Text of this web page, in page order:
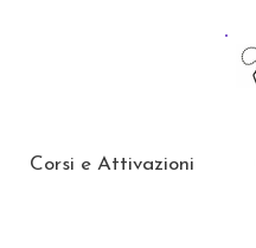
Corsi e Attivazioni